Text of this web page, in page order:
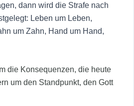
dann wird die Strafe nach
Leben um Leben,
um Zahn, Hand um Hand,
die Konsequenzen, die heute
um den Standpunkt, den Gott